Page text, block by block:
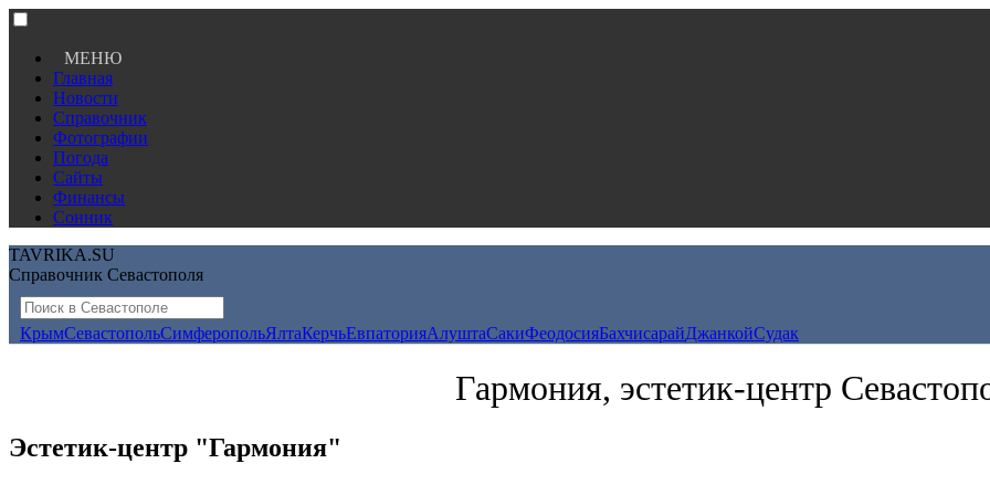
МЕНЮ
Главная
Новости
Справочник
Фотографии
Погода
Сайты
Финансы
Сонник
TAVRIKA.SU
Справочник Севастополя
КрымСевастопольСимферопольЯлтаКерчьЕвпаторияАлуштаСакиФеодосияБахчисарайДжанкойСудак
Гармония, эстетик-центр
Эстетик-центр "Гармония"